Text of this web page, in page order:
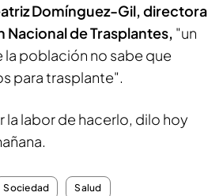
Domínguez-Gil, directora
Nacional de Trasplantes, "un
población no sabe que
para trasplante".
la labor de hacerlo, dilo hoy
Sociedad Salud